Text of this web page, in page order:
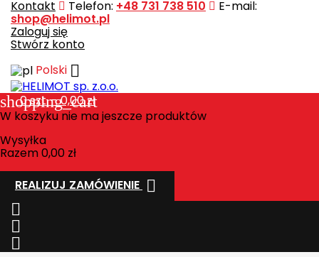
Kontakt Telefon: +48 731 738 510 E-mail:
shop@helimot.pl
Zaloguj się
Stwórz konto
Polski 
shopping_cart
0szt. - 0,00 zł
W koszyku nie ma jeszcze produktów
Wysyłka
Razem0,00 zł
REALIZUJ ZAMÓWIENIE 


